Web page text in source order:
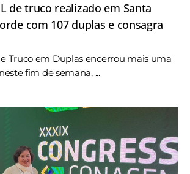
de truco realizado em Santa
com 107 duplas e consagra
Truco em Duplas encerrou mais uma
fim de semana, ...